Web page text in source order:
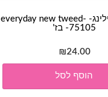
חוט אנטיפילינג- everyday new tweed-
75105- בז'
₪24.00
הוסף לסל